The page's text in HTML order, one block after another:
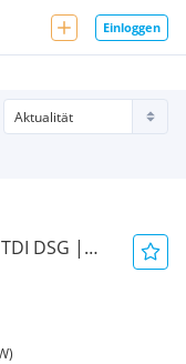
Einloggen
DSG |